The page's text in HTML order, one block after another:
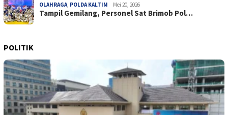
OLAHRAGA, POLDA KALTIM Mei 20, 2026
Tampil Gemilang, Personel Sat Brimob Pol…
POLITIK